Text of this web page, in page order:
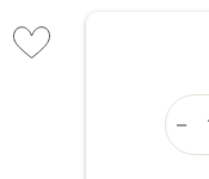
picto wishlist
Qty